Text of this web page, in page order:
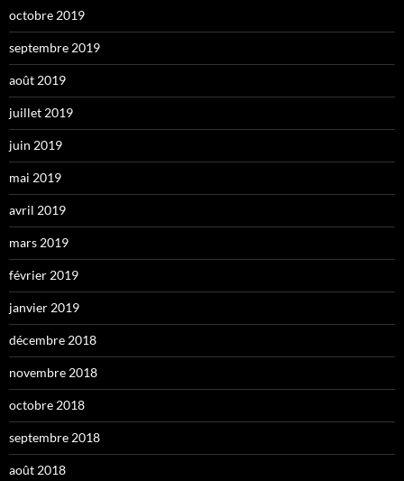
octobre 2019
septembre 2019
août 2019
juillet 2019
juin 2019
mai 2019
avril 2019
mars 2019
février 2019
janvier 2019
décembre 2018
novembre 2018
octobre 2018
septembre 2018
août 2018